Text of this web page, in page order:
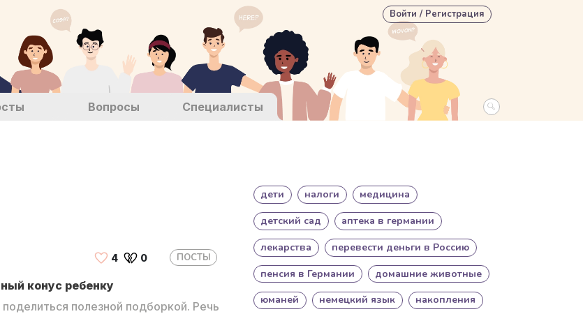
Вопросы Специалисты
User account menu
Войти / Регистрация
4 0 ПОСТЫ
конус ребенку
полезной подборкой. Речь
дети налоги
медицина
детский сад
аптека в германии
лекарства
перевести деньги в Россию
пенсия в Германии
домашние животные
юманей
немецкий язык накопления